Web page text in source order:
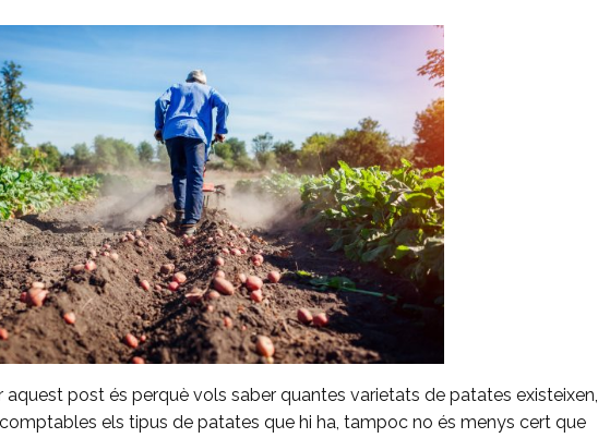
aquest post és perquè vols saber quantes varietats de patates existeixen,
els tipus de patates que hi ha, tampoc no és menys cert que